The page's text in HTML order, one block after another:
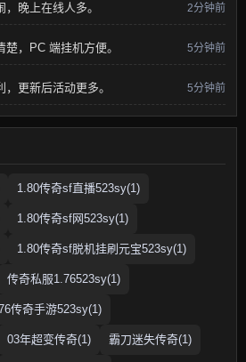
晚上在线人多。 2分钟前
，PC 端挂机方便。 5分钟前
更新后活动更多。 5分钟前
1.80传奇sf直播523sy(1)
1.80传奇sf网523sy(1)
1.80传奇sf脱机挂刷元宝523sy(1)
传奇私服1.76523sy(1)
传奇手游523sy(1)
03年超变传奇(1) 霸刀迷失传奇(1)